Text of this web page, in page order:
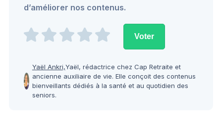
d’améliorer nos contenus.
Yaël Ankri,Yaël, rédactrice chez Cap Retraite et
ancienne auxiliaire de vie. Elle conçoit des contenus
bienveillants dédiés à la santé et au quotidien des
seniors.